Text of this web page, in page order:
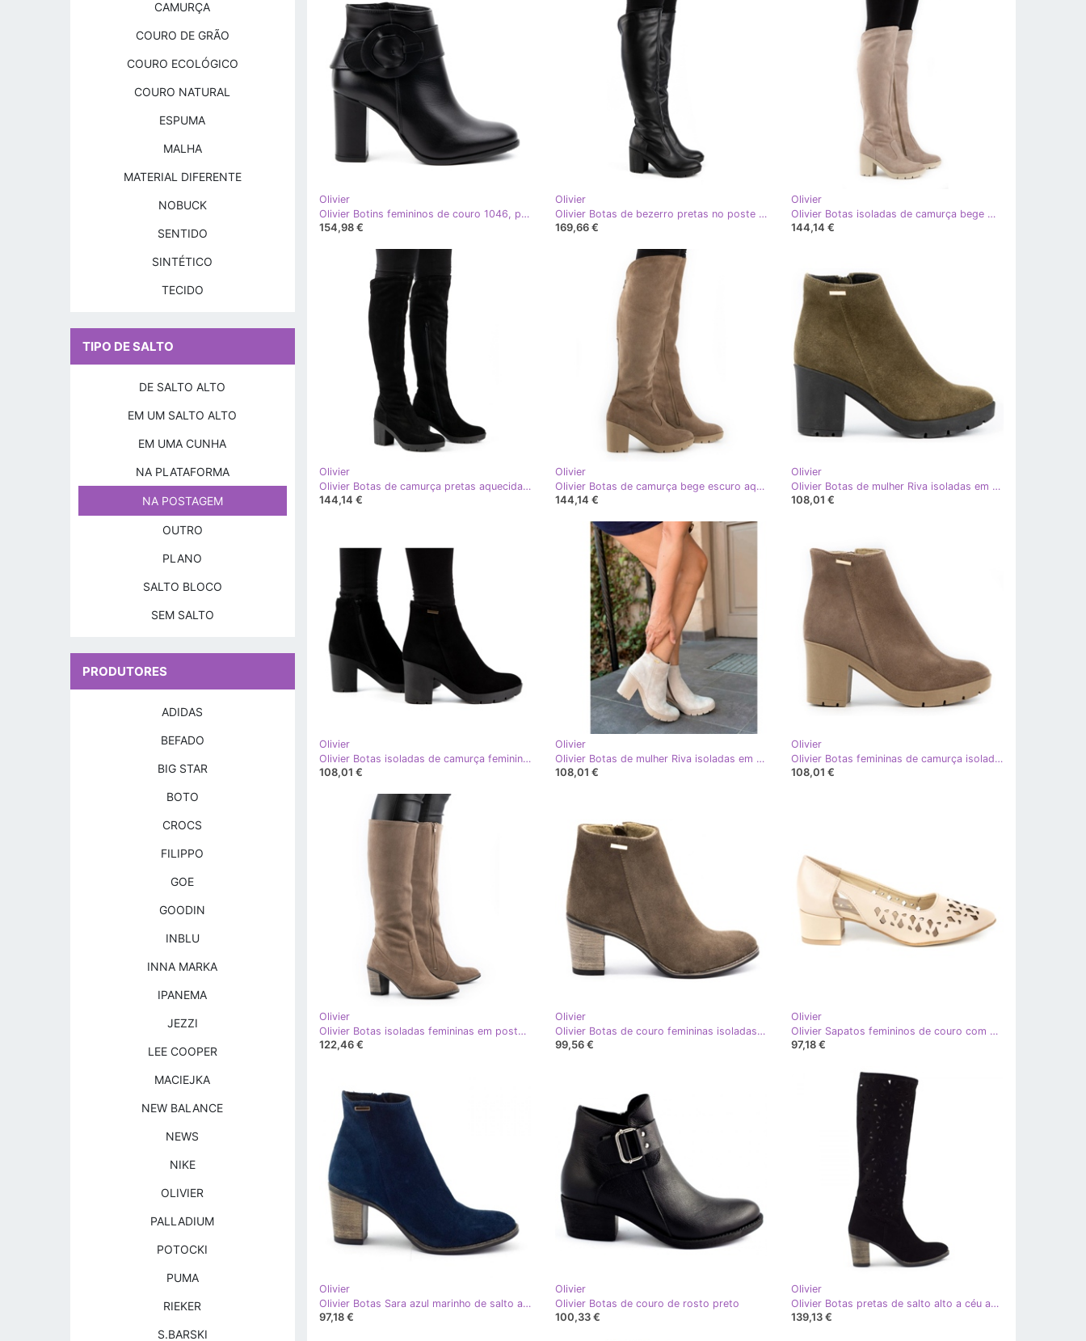
Olivier
Olivier Botins femininos de couro 1046, pretos
154,98 €
Olivier
Olivier Botas de bezerro pretas no poste Margaret preto
169,66 €
Olivier
Olivier Botas isoladas de camurça bege Margaret no poste
144,14 €
Olivier
Olivier Botas de camurça pretas aquecidas no poste Margaret preto
144,14 €
Olivier
Olivier Botas de camurça bege escuro aquecidas no poste de Margaret
144,14 €
Olivier
Olivier Botas de mulher Riva isoladas em camurça em verde
108,01 €
Olivier
Olivier Botas isoladas de camurça femininas Riva em um poste preto
108,01 €
Olivier
Olivier Botas de mulher Riva isoladas em camurça em bege claro
108,01 €
Olivier
Olivier Botas femininas de camurça isoladas Riva em poste bege escuro
108,01 €
Olivier
Olivier Botas isoladas femininas em poste de terra bege
122,46 €
Olivier
Olivier Botas de couro femininas isoladas com saltos altos marrom-terra
99,56 €
Olivier
Olivier Sapatos femininos de couro com salto 2272 bege
97,18 €
Olivier
Olivier Botas Sara azul marinho de salto alto
97,18 €
Olivier
Olivier Botas de couro de rosto preto
100,33 €
Olivier
Olivier Botas pretas de salto alto a céu aberto preto
139,13 €
CAMURÇA
COURO DE GRÃO
COURO ECOLÓGICO
COURO NATURAL
ESPUMA
MALHA
MATERIAL DIFERENTE
NOBUCK
SENTIDO
SINTÉTICO
TECIDO
TIPO DE SALTO
DE SALTO ALTO
EM UM SALTO ALTO
EM UMA CUNHA
NA PLATAFORMA
NA POSTAGEM
OUTRO
PLANO
SALTO BLOCO
SEM SALTO
PRODUTORES
ADIDAS
BEFADO
BIG STAR
BOTO
CROCS
FILIPPO
GOE
GOODIN
INBLU
INNA MARKA
IPANEMA
JEZZI
LEE COOPER
MACIEJKA
NEW BALANCE
NEWS
NIKE
OLIVIER
PALLADIUM
POTOCKI
PUMA
RIEKER
S.BARSKI